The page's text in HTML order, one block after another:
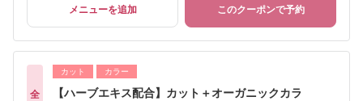
メニューを追加 このクーポンで予約
全
カット カラー
【ハーブエキス配合】カット＋オーガニックカラ